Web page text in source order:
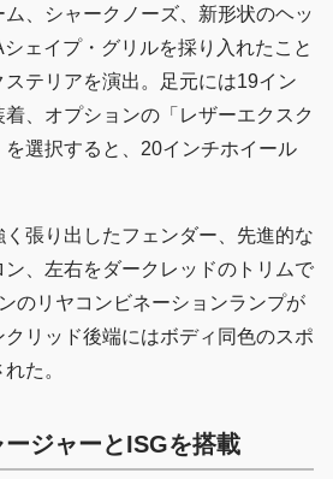
、シャークノーズ、新形状のヘッ
ェイプ・グリルを採り入れたこと
テリアを演出。足元には19イン
、オプションの「レザーエクスク
選択すると、20インチホイール
く張り出したフェンダー、先進的な
、左右をダークレッドのトリムで
のリヤコンビネーションランプが
リッド後端にはボディ同色のスポ
た。
ジャーとISGを搭載